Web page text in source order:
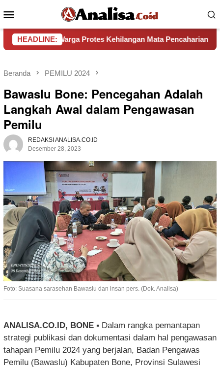
ke
kontenMobile
HEADLINE:
Warga Protes Kehilangan Mata Pencaharian
Beranda PEMILU 2024
Bawaslu Bone: Pencegahan Adalah
Langkah Awal dalam Pengawasan
Pemilu
REDAKSI ANALISA.CO.ID
Desember 28, 2023
Foto: Suasana sarasehan Bawaslu dan insan pers. (Dok. Analisa)
ANALISA.CO.ID, BONE ▪︎ Dalam rangka pemantapan
strategi publikasi dan dokumentasi dalam hal pengawasan
tahapan Pemilu 2024 yang berjalan, Badan Pengawas
Pemilu (Bawaslu) Kabupaten Bone, Provinsi Sulawesi